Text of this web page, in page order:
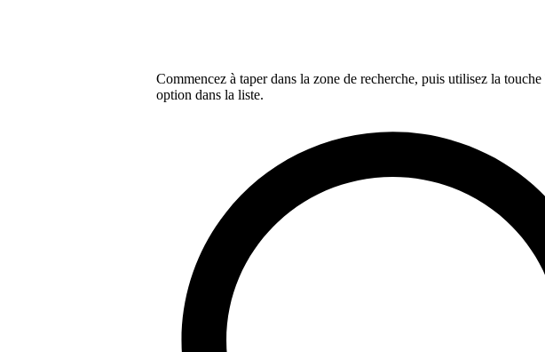
Commencez à taper dans la zone de recherche, puis utilisez la
option dans la liste.